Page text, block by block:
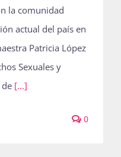
la comunidad
actual del país en
Patricia López
Sexuales y
[...]
0